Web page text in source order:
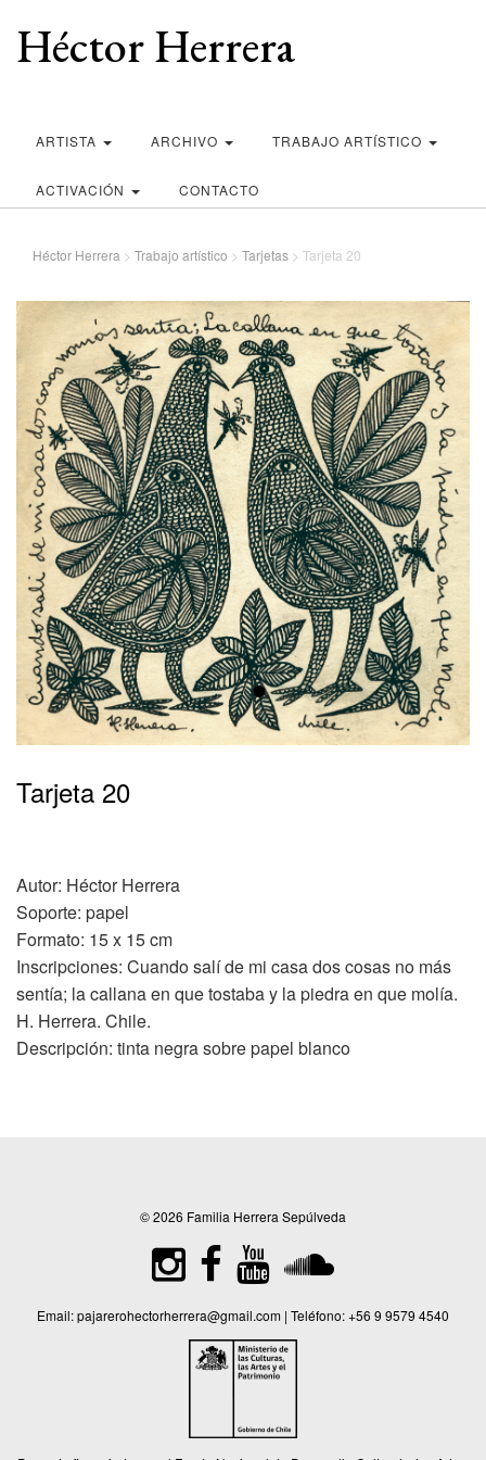
Héctor Herrera
ARTISTA ARCHIVO TRABAJO ARTÍSTICO
ACTIVACIÓN CONTACTO
Héctor Herrera > Trabajo artístico > Tarjetas > Tarjeta 20
•
Tarjeta 20
Autor: Héctor Herrera
Soporte: papel
Formato: 15 x 15 cm
Inscripciones: Cuando salí de mi casa dos cosas no más
sentía; la callana en que tostaba y la piedra en que molía.
H. Herrera. Chile.
Descripción: tinta negra sobre papel blanco
© 2026 Familia Herrera Sepúlveda
Email:pajarerohectorherrera@gmail.com | Teléfono:+56 9 9579 4540